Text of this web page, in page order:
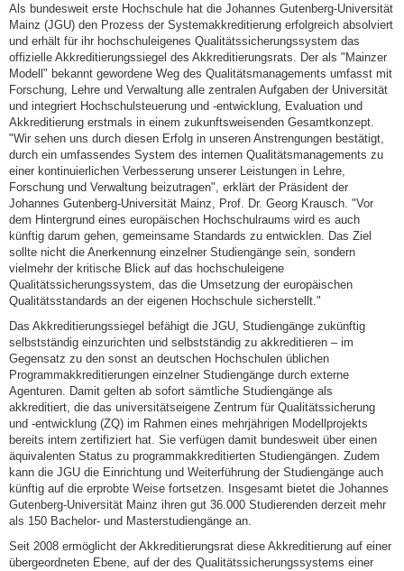
Als bundesweit erste Hochschule hat die Johannes Gutenberg-Universität
Mainz (JGU) den Prozess der Systemakkreditierung erfolgreich absolviert
und erhält für ihr hochschuleigenes Qualitätssicherungssystem das
offizielle Akkreditierungssiegel des Akkreditierungsrats. Der als "Mainzer
Modell" bekannt gewordene Weg des Qualitätsmanagements umfasst mit
Forschung, Lehre und Verwaltung alle zentralen Aufgaben der Universität
und integriert Hochschulsteuerung und -entwicklung, Evaluation und
Akkreditierung erstmals in einem zukunftsweisenden Gesamtkonzept.
"Wir sehen uns durch diesen Erfolg in unseren Anstrengungen bestätigt,
durch ein umfassendes System des internen Qualitätsmanagements zu
einer kontinuierlichen Verbesserung unserer Leistungen in Lehre,
Forschung und Verwaltung beizutragen", erklärt der Präsident der
Johannes Gutenberg-Universität Mainz, Prof. Dr. Georg Krausch. "Vor
dem Hintergrund eines europäischen Hochschulraums wird es auch
künftig darum gehen, gemeinsame Standards zu entwicklen. Das Ziel
sollte nicht die Anerkennung einzelner Studiengänge sein, sondern
vielmehr der kritische Blick auf das hochschuleigene
Qualitätssicherungssystem, das die Umsetzung der europäischen
Qualitätsstandards an der eigenen Hochschule sicherstellt."
Das Akkreditierungssiegel befähigt die JGU, Studiengänge zukünftig
selbstständig einzurichten und selbstständig zu akkreditieren – im
Gegensatz zu den sonst an deutschen Hochschulen üblichen
Programmakkreditierungen einzelner Studiengänge durch externe
Agenturen. Damit gelten ab sofort sämtliche Studiengänge als
akkreditiert, die das universitätseigene Zentrum für Qualitätssicherung
und -entwicklung (ZQ) im Rahmen eines mehrjährigen Modellprojekts
bereits intern zertifiziert hat. Sie verfügen damit bundesweit über einen
äquivalenten Status zu programmakkreditierten Studiengängen. Zudem
kann die JGU die Einrichtung und Weiterführung der Studiengänge auch
künftig auf die erprobte Weise fortsetzen. Insgesamt bietet die Johannes
Gutenberg-Universität Mainz ihren gut 36.000 Studierenden derzeit mehr
als 150 Bachelor- und Masterstudiengänge an.
Seit 2008 ermöglicht der Akkreditierungsrat diese Akkreditierung auf einer
übergeordneten Ebene, auf der des Qualitätssicherungssystems einer